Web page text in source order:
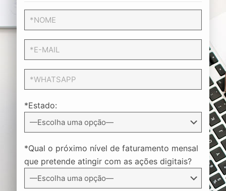
*Estado:
*Qual o próximo nível de faturamento mensal
que pretende atingir com as ações digitais?